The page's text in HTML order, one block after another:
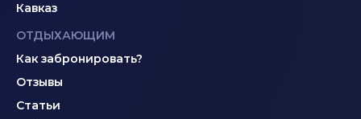
Кавказ
ОТДЫХАЮЩИМ
Как забронировать?
Отзывы
Статьи